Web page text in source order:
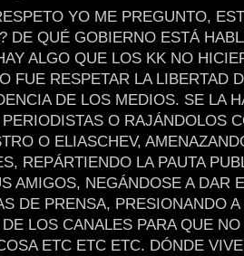
YO ME PREGUNTO,
DE QUÉ GOBIERNO ESTÁ
ALGO QUE LOS KK NO
FUE RESPETAR LA LIBERTAD
DE LOS MEDIOS. SE LA
O RAJÁNDOLOS
O ELIASCHEV,
REPÁRTIENDO LA PAUTA
AMIGOS, NEGÁNDOSE A DAR
DE PRENSA, PRESIONANDO A
LOS CANALES PARA QUE
ETC ETC ETC. DÓNDE